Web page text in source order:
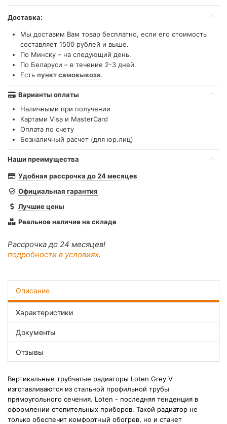
Доставка:
Мы доставим Вам товар бесплатно, если его стоимость
составляет 1500 рублей и выше.
По Минску – на следующий день.
По Беларуси – в течение 2-3 дней.
Есть пункт самовывоза.
Варианты оплаты
Наличными при получении
Картами Visa и MasterCard
Оплата по счету
Безналичный расчет (для юр.лиц)
Наши преимущества
Удобная рассрочка до 24 месяцев
Официальная гарантия
Лучшие цены
Реальное наличие на складе
Рассрочка до 24 месяцев!
подробности в условиях.
Описание
Характеристики
Документы
Отзывы
Вертикальные трубчатые радиаторы Loten Grey V
изготавливаются из стальной профильной трубы
прямоугольного сечения. Loten - последняя тенденция в
оформлении отопительных приборов. Такой радиатор не
только обеспечит комфортный обогрев, но и станет